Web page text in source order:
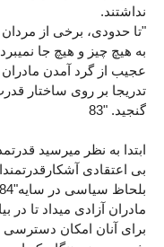
نداشتند.
"تا حدودی، برخی از مردان
به هیچ چیز و هیچ جا
عجیب از گرد آمدن
تدریجا بر روی ساختار
گنجید. "83
ابتدا به نظر میرسید
بی اعتقادی
مادران آزادی میداد تا
برای آنان امکان دسترسی